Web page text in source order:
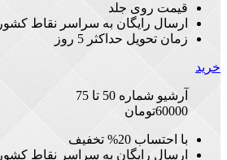
قیمت روی جلد
ارسال رایگان به سراسر نقاط کشور
زمان تحویل حداکثر 5 روز
خرید
آرشیو شماره 50 تا 75
60000تومان
با احتساب 20% تخفیف
ارسال رایگان به سراسر نقاط کشور